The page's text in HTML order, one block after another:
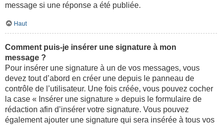
message si une réponse a été publiée.
Haut
Comment puis-je insérer une signature à mon
message ?
Pour insérer une signature à un de vos messages, vous
devez tout d’abord en créer une depuis le panneau de
contrôle de l’utilisateur. Une fois créée, vous pouvez cocher
la case « Insérer une signature » depuis le formulaire de
rédaction afin d’insérer votre signature. Vous pouvez
également ajouter une signature qui sera insérée à tous vos